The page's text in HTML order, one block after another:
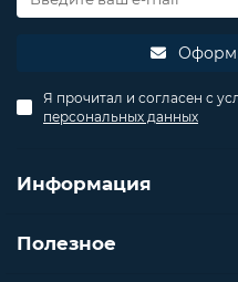
Я прочитал и согласен с
персональных данных
Информация
Полезное